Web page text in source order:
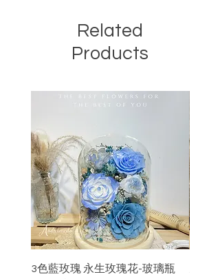
Related
Products
3色藍玫瑰 永生玫瑰花-玻璃瓶